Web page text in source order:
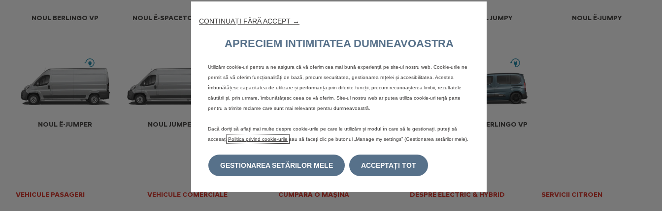
NOUL BERLINGO VP NOUL Ë-SPACETOURER NOUL SPACETOURER NOUL JUMPY NOUL Ë-JUMPY
NOUL Ë-JUMPER NOUL JUMPER NOUL Ë-BERLINGO VP
VEHICULE PASAGERI VEHICULE COMERCIALE CUMPĂRĂ O MAȘINĂ DESPRE ELECTRIC & HYBRID SERVICII CITROEN
CONTINUAȚI FĂRĂ ACCEPT →
APRECIEM INTIMITATEA DUMNEAVOASTRA
Utilizăm cookie-uri pentru a ne asigura că vă oferim cea mai bună experiență pe site-ul nostru web. Cookie-urile ne
permit să vă oferim funcționalități de bază, precum securitatea, gestionarea rețelei și accesibilitatea. Acestea
îmbunătățesc capacitatea de utilizare și performanța prin diferite funcții, precum recunoașterea limbii, rezultatele
căutării și, prin urmare, îmbunătățesc ceea ce vă oferim. Site-ul nostru web ar putea utiliza cookie-uri terță parte
pentru a trimite reclame care sunt mai relevante pentru dumneavoastră.
Dacă doriți să aflați mai multe despre cookie-urile pe care le utilizăm și modul în care să le gestionați, puteți să
accesați Politica privind cookie-urile sau să faceți clic pe butonul „Manage my settings” (Gestionarea setărilor mele).
GESTIONAREA SETĂRILOR MELE ACCEPTAȚI TOT